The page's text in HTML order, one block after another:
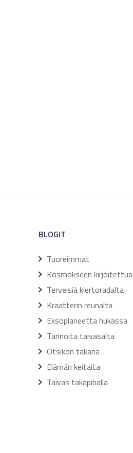
BLOGIT
Tuoreimmat
Kosmokseen kirjoitettua
Terveisiä kiertoradalta
Kraatterin reunalta
Eksoplaneetta hukassa
Tarinoita taivasalta
Otsikon takana
Elämän keitaita
Taivas takapihalla